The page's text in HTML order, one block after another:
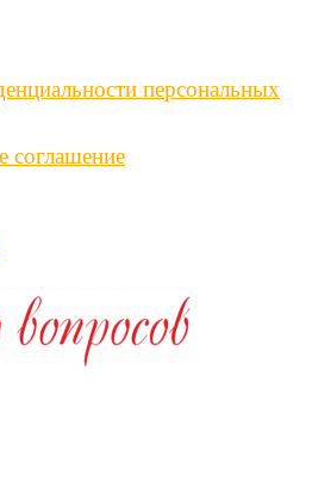
персональных
соглашение